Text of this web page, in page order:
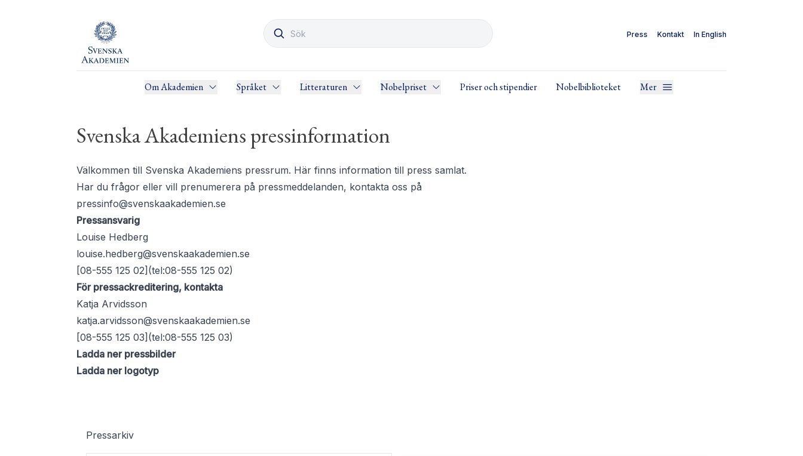
Press Kontakt In English
Om Akademien Språket Litteraturen Nobelpriset Priser och stipendier Nobelbiblioteket Mer
Svenska Akademiens pressinformation
Välkommen till Svenska Akademiens pressrum. Här finns information till press samlat.
Har du frågor eller vill prenumerera på pressmeddelanden, kontakta oss på
pressinfo@svenskaakademien.se
Pressansvarig
Louise Hedberg
louise.hedberg@svenskaakademien.se
[08-555 125 02](tel:08-555 125 02)
För pressackreditering, kontakta
Katja Arvidsson
katja.arvidsson@svenskaakademien.se
[08-555 125 03](tel:08-555 125 03)
Ladda ner pressbilder
Ladda ner logotyp
Pressarkiv